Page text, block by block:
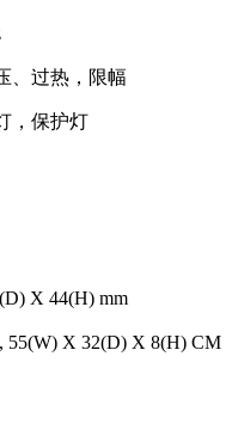
、过热，限幅
，保护灯
X 44(H) mm
X 32(D) X 8(H) CM